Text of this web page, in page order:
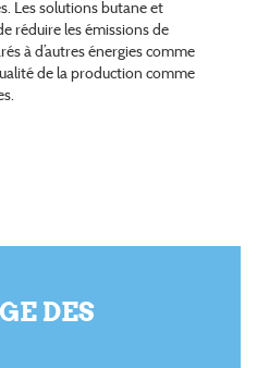
Les solutions butane et
réduire les émissions de
à d’autres énergies comme
de la production comme
DES